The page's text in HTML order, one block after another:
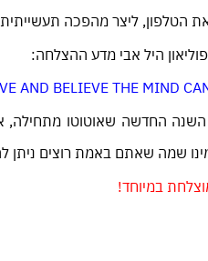
הטלפון, ליצר מהפכה
היל אבי מדע ההצלחה:
שמה שאתם באמת רוצים ניתן
במיוחד!